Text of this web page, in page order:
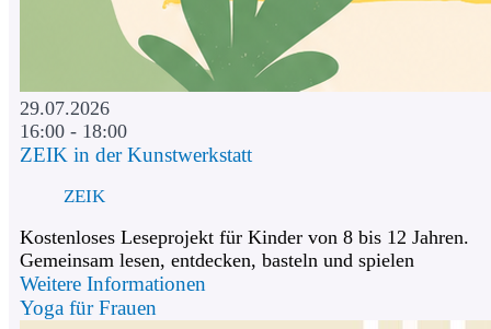
29.07.2026
16:00 - 18:00
ZEIK in der Kunstwerkstatt
ZEIK
Kostenloses Leseprojekt für Kinder von 8 bis 12 Jahren.
Gemeinsam lesen, entdecken, basteln und spielen
Weitere Informationen
Yoga für Frauen